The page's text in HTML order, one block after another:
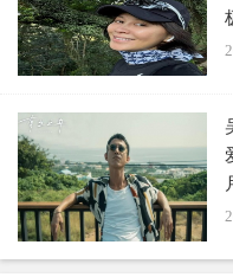
图源：瑞幸直播间在这
其冲的是王楚然，紧接着
不过是演了一个不合大众
吗？”但很快，这声音就
为粉丝的出发点是艺人，
能飞升，不爆也无所谓，